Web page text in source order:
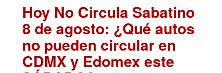
Hoy No Circula Sabatino
8 de agosto: ¿Qué autos
no pueden circular en
CDMX y Edomex este